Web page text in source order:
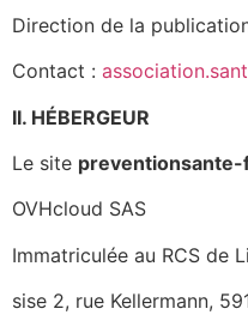
Direction de la
Contact :
II. HÉBERGEUR
Le site
OVHcloud SAS
Immatriculée au RCS de
sise 2, rue Kellermann,